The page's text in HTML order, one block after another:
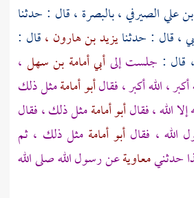
علي الصيرفي،بالبصرة ،قال : حدثنا
،قال : حدثنايزيد بن هارون ،قال :
، قال : جلست إلىأبي أمامة بن سهل ،
، الله أكبر ، فقالأبو أمامةمثل ذلك
الله ، فقالأبو أمامةمثل ذلك ، فقال
الله ، فقال أبو أمامةمثل ذلك ، ثم
حدثنيمعاويةعن رسول الله صلى الله